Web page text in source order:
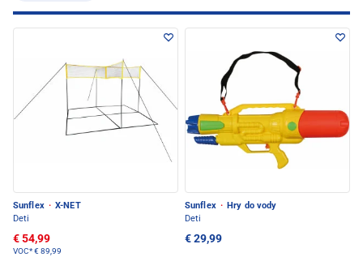
Sunflex · X-NET
Deti
€ 54,99
VOC*€ 89,99
Sunflex · Hry do vody
Deti
€ 29,99